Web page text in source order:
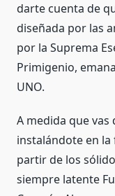
darte cuenta de
diseñada por las
por la Suprema
Primigenio,
UNO.
A medida que
instalándote en
partir de los
siempre latente